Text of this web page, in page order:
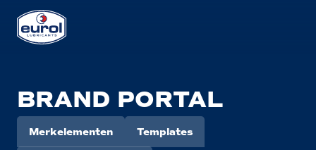
BRAND PORTAL
Merkelementen Templates